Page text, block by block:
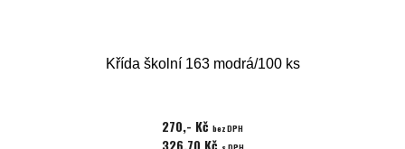
Křída školní 163 modrá/100 ks
270,- Kč bez DPH
326,70 Kč